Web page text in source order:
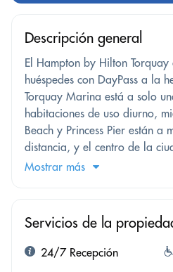
Descripción general
El Hampton by Hilton
huéspedes con DayPass a la
Torquay Marina está a solo
habitaciones de uso diurno,
Beach y Princess Pier están a
distancia, y el centro de la
Mostrar más
Servicios de la
24/7 Recepción